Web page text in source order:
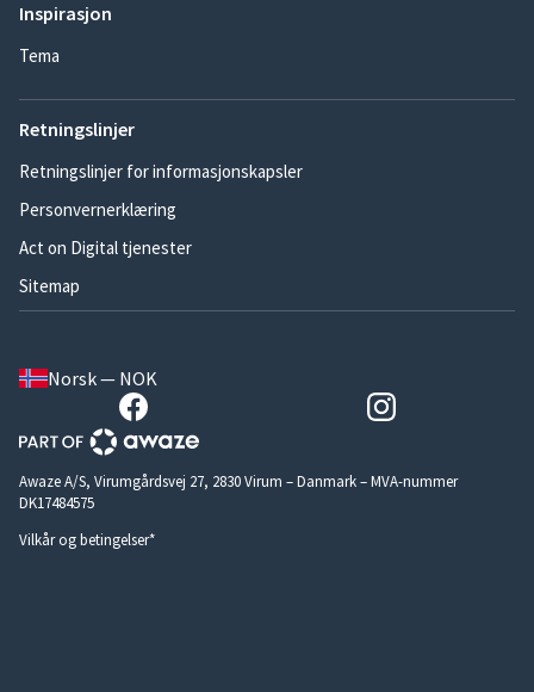
Inspirasjon
Tema
Retningslinjer
Retningslinjer for informasjonskapsler
Personvernerklæring
Act on Digital tjenester
Sitemap
Norsk — NOK
Awaze A/S, Virumgårdsvej 27, 2830 Virum – Danmark – MVA-nummer
DK17484575
Vilkår og betingelser*